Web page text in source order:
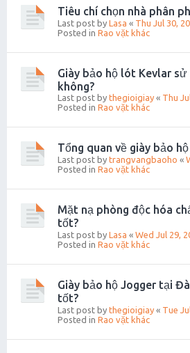
Tiêu chí chọn nhà phân
Last post by Lasa « Thu Jul 30,
Posted in Rao vặt khác
Giày bảo hộ lót Kevlar
không?
Last post by thegioigiay « Thu
Posted in Rao vặt khác
Tổng quan về giày bảo
Last post by trangvangbaoho «
Posted in Rao vặt khác
Mặt nạ phòng độc hóa
tốt?
Last post by Lasa « Wed Jul 29,
Posted in Rao vặt khác
Giày bảo hộ Jogger tại
tốt?
Last post by thegioigiay « Tue
Posted in Rao vặt khác